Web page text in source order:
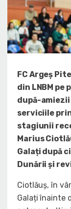
FC Argeș
din LNBM
după-
serviciile
stagiunii
Marius
Galați după
Dunării și
Ciotlăuș, în
Galați înainte